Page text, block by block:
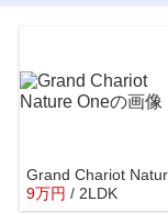
9万円 / 2LDK